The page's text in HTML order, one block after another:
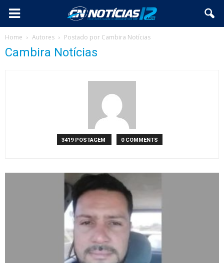
Home Autores Postado por Cambira Notícias
Cambira Notícias
3419 POSTAGEM 0 COMMENTS